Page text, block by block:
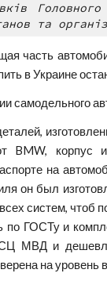
та
часть
в Украине
самодельного
BMW, корпус
на
он был
систем, чтоб
ГОСТу и
МВД и
на